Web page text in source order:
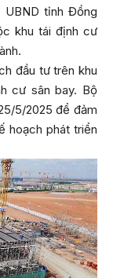
UBND tỉnh Đồng
khu tái định cư
đầu tư trên khu
cư sân bay. Bộ
5/2025 để đảm
hoạch phát triển